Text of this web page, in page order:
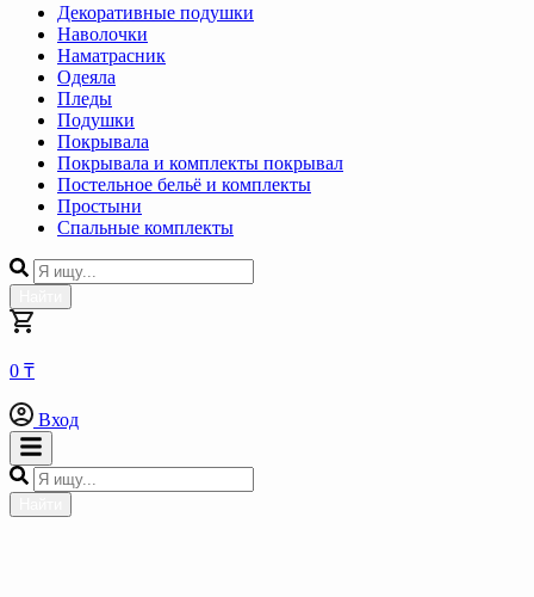
Декоративные подушки
Наволочки
Наматрасник
Одеяла
Пледы
Подушки
Покрывала
Покрывала и комплекты покрывал
Постельное бельё и комплекты
Простыни
Спальные комплекты
0 ₸
Вход